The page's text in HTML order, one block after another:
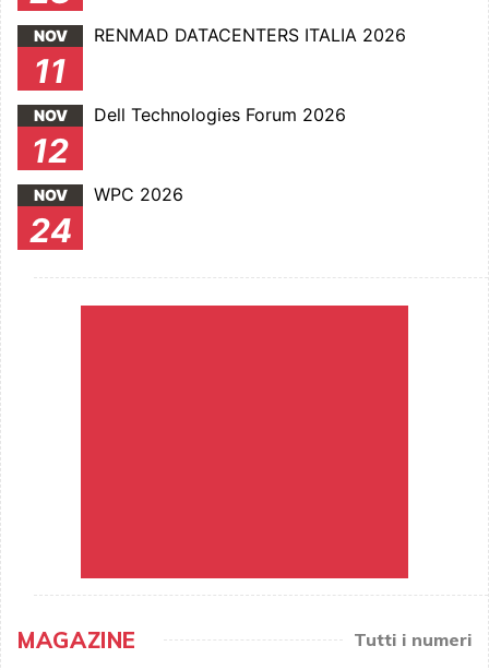
NOV
11
RENMAD DATACENTERS ITALIA 2026
NOV
12
Dell Technologies Forum 2026
NOV
24
WPC 2026
MAGAZINE Tutti i numeri